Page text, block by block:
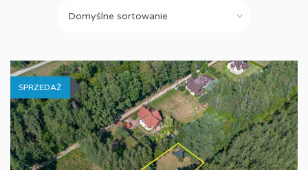
Domyślne sortowanie
SPRZEDAŻ